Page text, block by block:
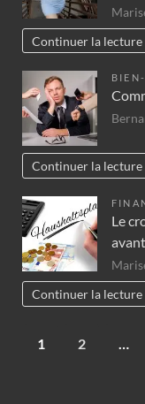
Continuer la lecture
Continuer la lecture
Le
Continuer la lecture
1 2 …